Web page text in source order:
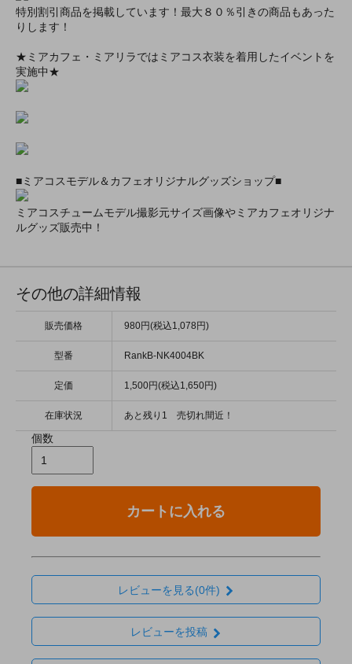
特別割引商品を掲載しています！最大８０％引きの商品もあった
りします！
★ミアカフェ・ミアリラではミアコス衣装を着用したイベントを
実施中★
■ミアコスモデル＆カフェオリジナルグッズショップ■
ミアコスチュームモデル撮影元サイズ画像やミアカフェオリジナ
ルグッズ販売中！
その他の詳細情報
販売価格 980円(税込1,078円)
型番 RankB-NK4004BK
定価 1,500円(税込1,650円)
在庫状況 あと残り1 売切れ間近！
個数
カートに入れる
レビューを見る(0件)
レビューを投稿